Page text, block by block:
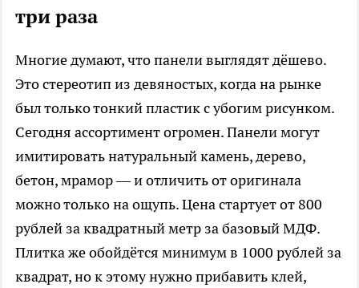
три раза
Многие думают, что панели выглядят дёшево.
Это стереотип из девяностых, когда на рынке
был только тонкий пластик с убогим рисунком.
Сегодня ассортимент огромен. Панели могут
имитировать натуральный камень, дерево,
бетон, мрамор — и отличить от оригинала
можно только на ощупь. Цена стартует от 800
рублей за квадратный метр за базовый МДФ.
Плитка же обойдётся минимум в 1000 рублей за
квадрат, но к этому нужно прибавить клей,